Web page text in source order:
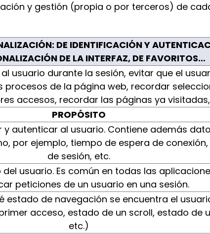
y gestión (propia o por terceros) de
DE IDENTIFICACIÓN Y
DE LA INTERFAZ, DE FAVORITOS…
usuario durante la sesión, evitar que el
de la página web, recordar
accesos, recordar las páginas ya
PROPÓSITO
y autenticar al usuario. Contiene además
por ejemplo, tiempo de espera de
de sesión, etc.
usuario. Es común en todas las
peticiones de un usuario en una sesión.
estado de navegación se encuentra el
acceso, estado de un scroll, estado de
etc.)